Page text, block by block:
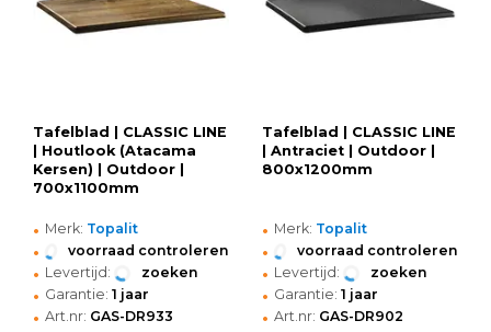
Tafelblad | CLASSIC LINE
| Houtlook (Atacama
Kersen) | Outdoor |
700x1100mm
• Merk: Topalit
• voorraad controleren
• Levertijd: zoeken
• Garantie: 1 jaar
• Art.nr: GAS-DR933
Tafelblad | CLASSIC LINE
| Antraciet | Outdoor |
800x1200mm
• Merk: Topalit
• voorraad controleren
• Levertijd: zoeken
• Garantie: 1 jaar
• Art.nr: GAS-DR902